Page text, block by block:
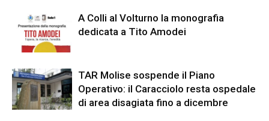
A Colli al Volturno la monografia
dedicata a Tito Amodei
TAR Molise sospende il Piano
Operativo: il Caracciolo resta ospedale
di area disagiata fino a dicembre